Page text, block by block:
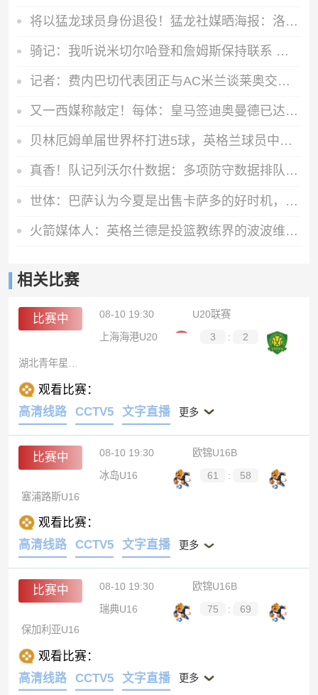
将以猛龙球员身份退役！猛龙社媒晒海报：洛瑞 欢迎回家！
骑记：我听说米切尔哈登和詹姆斯保持联系 但招募不是决定性因素
记者：费内巴切代表团正与AC米兰谈莱奥交易，后者只接受永久转会
又一西媒称敲定！每体：皇马签迪奥曼德已达协议！转会费1.2亿欧
贝林厄姆单届世界杯打进5球，英格兰球员中仅少于莱因克尔、凯恩
真香！队记列沃尔什数据：多项防守数据排队内前列 防马克西10中1
世体：巴萨认为今夏是出售卡萨多的好时机，标价3000万-4000万欧
火箭媒体人：英格兰德是投篮教练界的波波维奇与禅师
相关比赛
比赛中 08-10 19:30
U20联赛
上海海港U20
3 : 2
湖北青年星U20
观看比赛：
高清线路
CCTV5 文字直播 更多
比赛中 08-10 19:30
欧锦U16B
冰岛U16
61 :
58
塞浦路斯U16
观看比赛：
高清线路
CCTV5 文字直播 更多
比赛中 08-10 19:30
欧锦U16B
瑞典U16
75 :
69
保加利亚U16
观看比赛：
高清线路
CCTV5 文字直播 更多